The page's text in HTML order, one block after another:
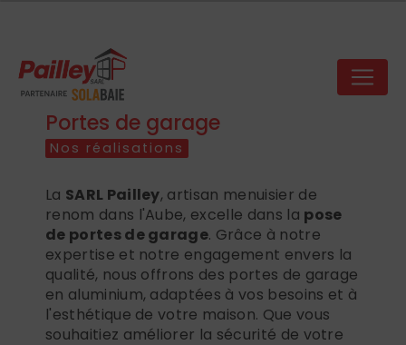
Portes de garage
Nos réalisations
La SARL Pailley, artisan menuisier de
renom dans l'Aube, excelle dans la pose
de portes de garage. Grâce à notre
expertise et notre engagement envers la
qualité, nous offrons des portes de garage
en aluminium, adaptées à vos besoins et à
l'esthétique de votre maison. Que vous
souhaitiez améliorer la sécurité de votre